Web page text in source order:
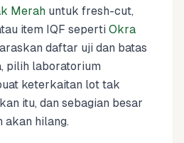
Merah untuk fresh-cut,
item IQF seperti Okra
daftar uji dan batas
pilih laboratorium
keterkaitan lot tak
itu, dan sebagian besar
akan hilang.